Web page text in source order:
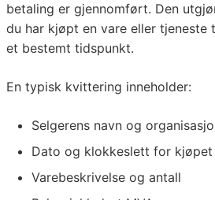
betaling er gjennomført. Den
du har kjøpt en vare eller tjeneste
et bestemt tidspunkt.
En typisk kvittering inneholder:
Selgerens navn og
Dato og klokkeslett for kjøpet
Varebeskrivelse og antall